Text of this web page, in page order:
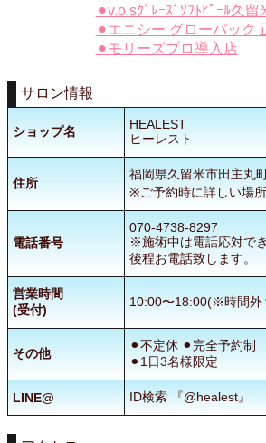
⚫︎v.o.sｸﾞﾚｰｽﾞｿﾌﾄﾋﾟｰﾙ久
⚫︎エニシー グローパック
⚫︎モリーズプロ導入店
サロン情報
ショップ名
HEALEST
ヒーレスト
住所
福岡県久留米市田主丸
※ご予約時に詳しい場所
電話番号
070-4738-8297
※施術中は電話応対で
後程お電話致します。
営業時間
(受付)
10:00〜18:00(※時間外
その他
⚫︎不定休 ⚫︎完全予約制
⚫︎1日3名様限定
LINE@ ID検索 『@healest』